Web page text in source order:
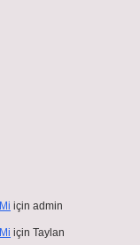
için admin
için Taylan